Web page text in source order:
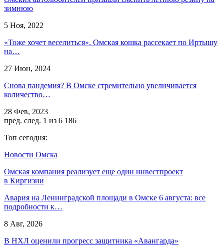
зимнюю
5 Ноя, 2022
«Тоже хочет веселиться». Омская кошка рассекает по Иртышу
на…
27 Июн, 2024
Снова пандемия? В Омске стремительно увеличивается
количество…
28 Фев, 2023
пред. след. 1 из 6 186
Топ сегодня:
Новости Омска
Омская компания реализует еще один инвестпроект
в Киргизии
Авария на Ленинградской площади в Омске 6 августа: все
подробности к…
8 Авг, 2026
В НХЛ оценили прогресс защитника «Авангарда»